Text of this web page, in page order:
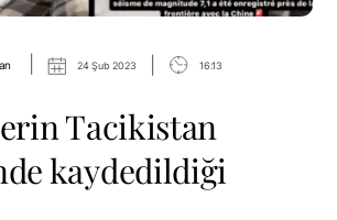
24 Şub 2023 16:13
Tacikistan
kaydedildiği